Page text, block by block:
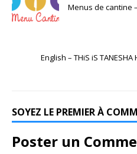
Menus de cantine
English – THiS iS
SOYEZ LE PREMIER À
Poster un